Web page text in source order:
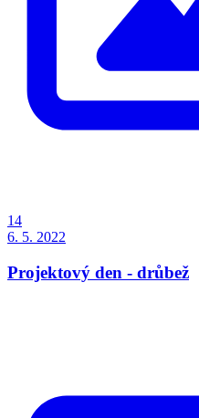
14
6. 5. 2022
Projektový den - drůbež